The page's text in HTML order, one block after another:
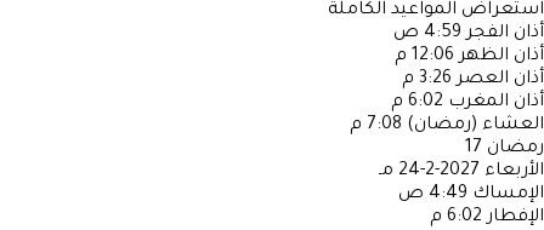
استعراض المواعيد الكاملة
أذان الفجر 4:59 ص
أذان الظهر 12:06 م
أذان العصر 3:26 م
أذان المغرب 6:02 م
العشاء (رمضان) 7:08 م
رمضان 17
الأربعاء 2027-2-24 مـ
الإمساك 4:49 ص
الإفطار 6:02 م